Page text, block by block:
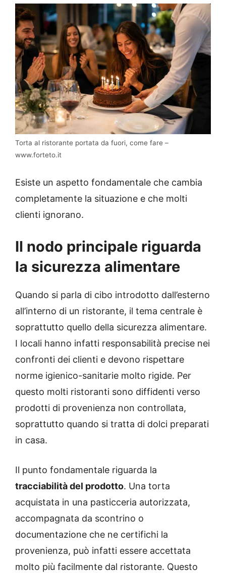
Torta al ristorante portata da fuori, come fare –
www.forteto.it
Esiste un aspetto fondamentale che cambia
completamente la situazione e che molti
clienti ignorano.
Il nodo principale riguarda
la sicurezza alimentare
Quando si parla di cibo introdotto dall’esterno
all’interno di un ristorante, il tema centrale è
soprattutto quello della sicurezza alimentare.
I locali hanno infatti responsabilità precise nei
confronti dei clienti e devono rispettare
norme igienico-sanitarie molto rigide. Per
questo molti ristoranti sono diffidenti verso
prodotti di provenienza non controllata,
soprattutto quando si tratta di dolci preparati
in casa.
Il punto fondamentale riguarda la
tracciabilità del prodotto. Una torta
acquistata in una pasticceria autorizzata,
accompagnata da scontrino o
documentazione che ne certifichi la
provenienza, può infatti essere accettata
molto più facilmente dal ristorante. Questo